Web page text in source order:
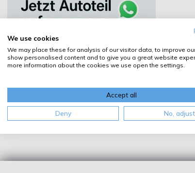
We use cookies
We may place these for analysis of our visitor data, to improve
show personalised content and to give you a great website
more information about the cookies we use open the settings.
Accept all
Deny No, adjust